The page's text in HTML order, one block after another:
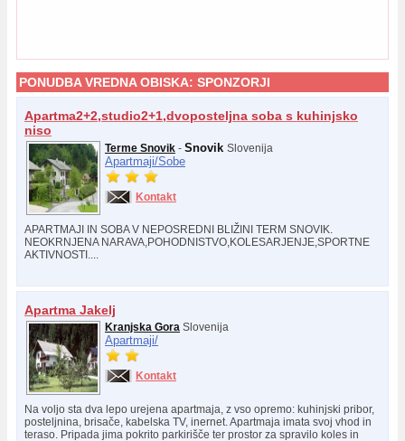
PONUDBA VREDNA OBISKA: SPONZORJI
Apartma2+2,studio2+1,dvoposteljna soba s kuhinjsko
niso
Terme Snovik - Snovik Slovenija
Apartmaji/Sobe
Kontakt
APARTMAJI IN SOBA V NEPOSREDNI BLIŽINI TERM SNOVIK.
NEOKRNJENA NARAVA,POHODNISTVO,KOLESARJENJE,SPORTNE
AKTIVNOSTI....
Apartma Jakelj
Kranjska Gora Slovenija
Apartmaji/
Kontakt
Na voljo sta dva lepo urejena apartmaja, z vso opremo: kuhinjski pribor,
posteljnina, brisače, kabelska TV, inernet. Apartmaja imata svoj vhod in
teraso. Pripada jima pokrito parkirišče ter prostor za spravilo koles in